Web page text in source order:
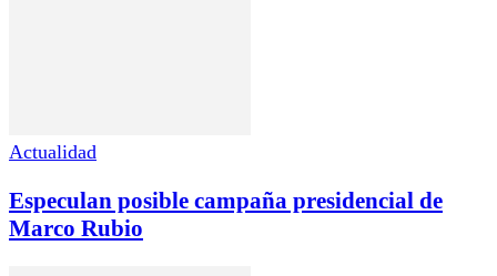
Actualidad
Especulan posible campaña presidencial de
Marco Rubio